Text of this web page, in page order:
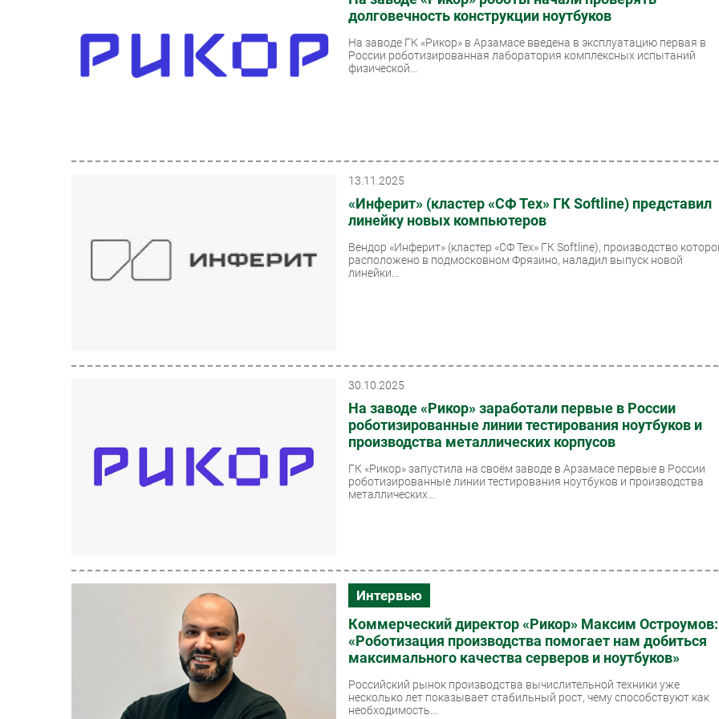
долговечность конструкции ноутбуков
На заводе ГК «Рикор» в Арзамасе введена в эксплуатацию первая в
России роботизированная лаборатория комплексных испытаний
физической...
13.11.2025
«Инферит» (кластер «СФ Тех» ГК Softline) представил
линейку новых компьютеров
Вендор «Инферит» (кластер «СФ Тех» ГК Softline), производство
расположено в подмосковном Фрязино, наладил выпуск новой
линейки...
30.10.2025
На заводе «Рикор» заработали первые в России
роботизированные линии тестирования ноутбуков и
производства металлических корпусов
ГК «Рикор» запустила на своём заводе в Арзамасе первые в России
роботизированные линии тестирования ноутбуков и производства
металлических...
Интервью
Коммерческий директор «Рикор» Максим Остроумов:
«Роботизация производства помогает нам добиться
максимального качества серверов и ноутбуков»
Российский рынок производства вычислительной техники уже
несколько лет показывает стабильный рост, чему способствуют как
необходимость...